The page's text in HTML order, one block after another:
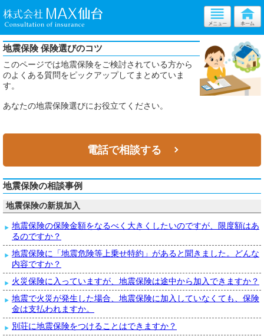
地震保険 保険選びのコツ
このページでは地震保険をご検討されている方から
のよくある質問をピックアップしてまとめていま
す。
あなたの地震保険選びにお役立てください。
電話で相談する
地震保険の相談事例
地震保険の新規加入
地震保険の保険金額をなるべく大きくしたいのですが、限度額はあ
るのですか？
地震保険に「地震危険等上乗せ特約」があると聞きました。どんな
内容ですか？
火災保険に入っていますが、地震保険は途中から加入できますか？
地震で火災が発生した場合、地震保険に加入していなくても、保険
金は支払われますか。
別荘に地震保険をつけることはできますか？